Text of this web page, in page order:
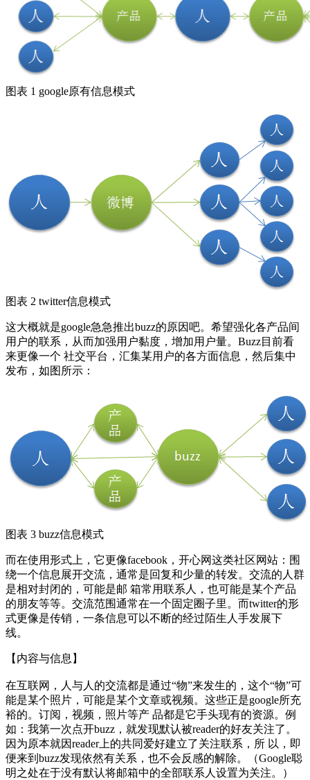
图表 1 google原有信息模式
图表 2 twitter信息模式
这大概就是google急急推出buzz的原因吧。希望强化各产品间
用户的联系，从而加强用户黏度，增加用户量。Buzz目前看
来更像一个 社交平台，汇集某用户的各方面信息，然后集中
发布，如图所示：
图表 3 buzz信息模式
而在使用形式上，它更像facebook，开心网这类社区网站：围
绕一个信息展开交流，通常是回复和少量的转发。交流的人群
是相对封闭的，可能是邮 箱常用联系人，也可能是某个产品
的朋友等等。交流范围通常在一个固定圈子里。而twitter的形
式更像是传销，一条信息可以不断的经过陌生人手发展下
线。
【内容与信息】
在互联网，人与人的交流都是通过“物”来发生的，这个“物”可
能是某个照片，可能是某个文章或视频。这些正是google所充
裕的。订阅，视频，照片等产 品都是它手头现有的资源。例
如：我第一次点开buzz，就发现默认被reader的好友关注了。
因为原本就因reader上的共同爱好建立了关注联系，所 以，即
便来到buzz发现依然有关系，也不会反感的解除。（Google聪
明之处在于没有默认将邮箱中的全部联系人设置为关注。）